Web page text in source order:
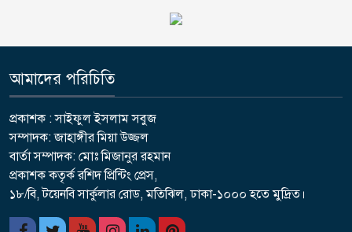
আমাদের পরিচিতি
প্রকাশক : সাইফুল ইসলাম সবুজ
সম্পাদক: জাহাঙ্গীর মিয়া উজ্জল
বার্তা সম্পাদক: মোঃ মিজানুর রহমান
প্রকাশক কতৃর্ক রশিদ প্রিন্টিং প্রেস,
১৮/বি, টয়েনবি সার্কুলার রোড, মতিঝিল, ঢাকা-১০০০ হতে মুদ্রিত।